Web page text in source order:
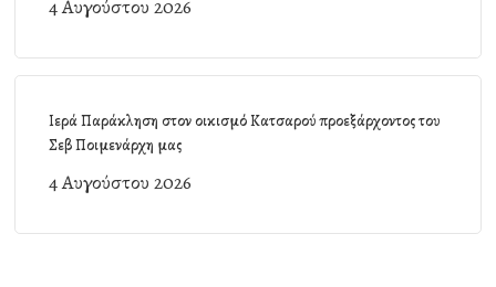
4 Αυγούστου 2026
Ιερά Παράκληση στον οικισμό Κατσαρού προεξάρχοντος του
Σεβ Ποιμενάρχη μας
4 Αυγούστου 2026